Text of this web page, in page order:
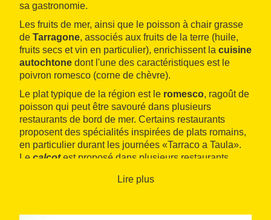
sa gastronomie.
Les fruits de mer, ainsi que le poisson à chair grasse
de Tarragone, associés aux fruits de la terre (huile,
fruits secs et vin en particulier), enrichissent la cuisine
autochtone dont l'une des caractéristiques est le
poivron romesco (corne de chèvre).
Le plat typique de la région est le romesco, ragoût de
poisson qui peut être savouré dans plusieurs
restaurants de bord de mer. Certains restaurants
proposent des spécialités inspirées de plats romains,
en particulier durant les journées «Tarraco a Taula».
Le calçotest proposé dans plusieurs restaurants
des fêtes de Santa Tecla est laespineta con
Lire plus